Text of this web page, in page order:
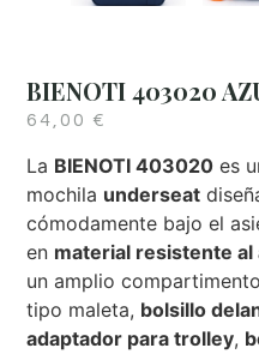
BIENOTI 403020
64,00 €
La BIENOTI 403020 es
mochila underseat
cómodamente bajo el
en material resistente
un amplio
tipo maleta, bolsillo
adaptador para trolley,